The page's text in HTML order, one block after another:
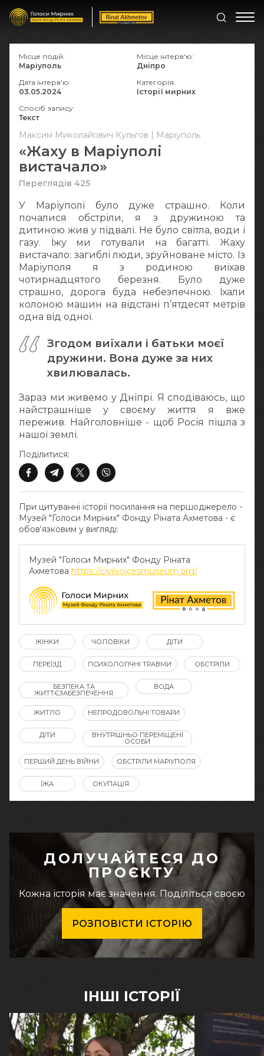
Максим Миколайович Кульгов | Маріуполь
«Жаху в Маріуполі
вистачало»
Переглядів 425
У Маріуполі було дуже страшно. Коли
почалися обстріли, я з дружиною та
дитиною жив у підвалі. Не було світла, води і
газу. Їжу ми готували на багатті. Жаху
вистачало: загиблі люди, зруйноване місто. Із
Маріуполя я з родиною виїхав
чотирнадцятого березня. Було дуже
страшно, дорога буда небезпечною. Їхали
колоною машин на відстані п’ятдесят метрів
одна від одної.
Згодом виїхали і батьки моєї
дружини. Вона дуже за них
хвилювалась.
Зараз ми живемо у Дніпрі. Я сподіваюсь, що
найстрашніше у своєму життя я вже
пережив. Найголовніше - щоб Росія пішла з
нашої землі.
При цитуванні історії посилання на першоджерело -
Музей "Голоси Мирних" Фонду Ріната Ахметова - є
обов‘язковим у вигляді:
Музей "Голоси Мирних" Фонду Ріната
Ахметова https://civilvoicesmuseum.org/
Поділитися:
Місце подій:
Маріуполь
Місце інтерв'ю:
Дніпро
Дата інтерв'ю:
03.05.2024
Категорія:
Історії мирних
Спосіб запису:
Текст
ЖІНКИ ЧОЛОВІКИ ДІТИ
ПЕРЕЇЗД ПСИХОЛОГІЧНІ ТРАВМИ ОБСТРІЛИ
БЕЗПЕКА ТА
ЖИТТЄЗАБЕЗПЕЧЕННЯ
ВОДА
ЖИТЛО НЕПРОДОВОЛЬЧІ ТОВАРИ
ДІТИ ВНУТРІШНЬО ПЕРЕМІЩЕНІ
ОСОБИ
ПЕРШИЙ ДЕНЬ ВІЙНИ ОБСТРІЛИ МАРІУПОЛЯ
ЇЖА ОКУПАЦІЯ
ДОЛУЧАЙТЕСЯ ДО
ПРОЄКТУ
Кожна історія має значення. Поділіться своєю
РОЗПОВІСТИ ІСТОРІЮ
ІНШІ ІСТОРІЇ